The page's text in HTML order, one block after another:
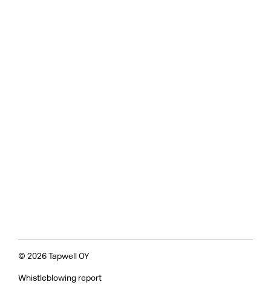
© 2026 Tapwell OY
Whistleblowing report